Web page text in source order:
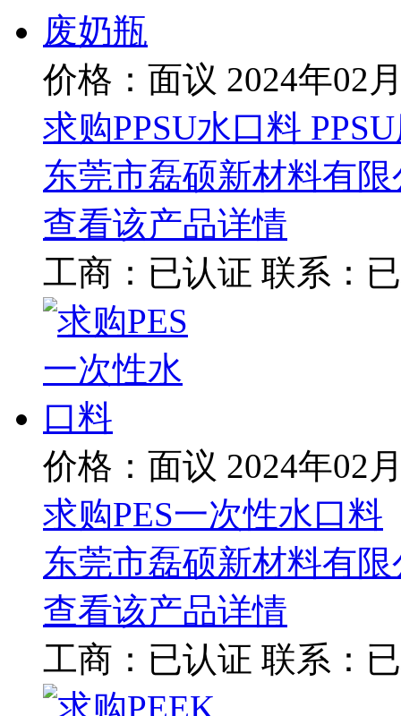
价格：面议 2024年02
求购PPSU水口料
东莞市磊硕新材料有限
查看该产品详情
工商： 已认证 联系：
价格：面议 2024年02
求购PES一次性水口料
东莞市磊硕新材料有限
查看该产品详情
工商： 已认证 联系：